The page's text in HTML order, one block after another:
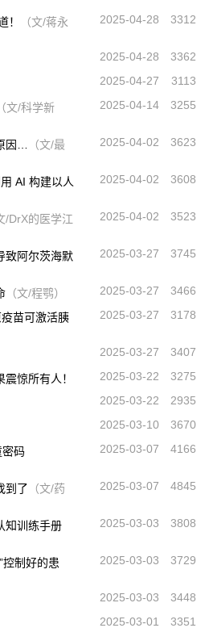
！
（文/蒋永
2025-04-28 3312
2025-04-28 3362
2025-04-27 3113
（文/科学新
2025-04-14 3255
因…
（文/最
2025-04-02 3623
AI 构建以人
2025-04-02 3608
/DrX的医学江
2025-04-02 3523
致阿尔茨海默
2025-03-27 3745
（文/程鹗） 2025-03-27 3466
苗可激活胰
2025-03-27 3178
2025-03-27 3407
惊所有人！ 2025-03-22 3275
2025-03-22 2935
2025-03-10 3670
密码
2025-03-07 4166
到了 （文/药
2025-03-07 4845
知训练手册
2025-03-03 3808
控制好的患
2025-03-03 3729
2025-03-03 3448
2025-03-01 3351